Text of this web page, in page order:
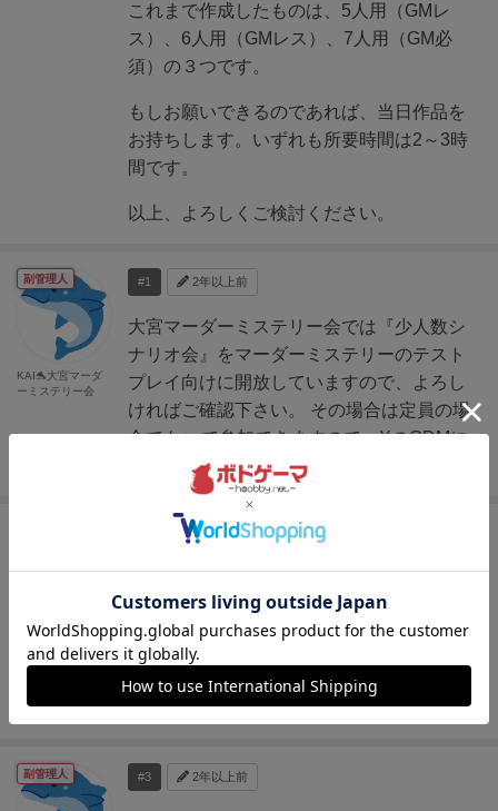
これまで作成したものは、5人用（GMレ
ス）、6人用（GMレス）、7人用（GM必
須）の３つです。
もしお願いできるのであれば、当日作品を
お持ちします。いずれも所要時間は2～3時
間です。
以上、よろしくご検討ください。
#1 2年以上前
大宮マーダーミステリー会では『少人数シ
ナリオ会』をマーダーミステリーのテスト
プレイ向けに開放していますので、よろし
ければご確認下さい。 その場合は定員の場
合でも+αで参加できますので、XのGDMに
ご招待します。
副管理人
KAI🐬大宮マーダ
ーミステリー会
2年以上前
た。
では、1/21のマーダーミステリー会に参加
させていただきます。
当日よろしくお願いいたします。
kennygorou
#3 2年以上前
副管理人